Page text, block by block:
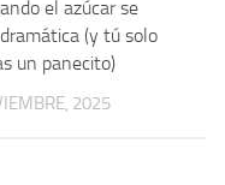
el azúcar se
(y tú solo
un panecito)
2025